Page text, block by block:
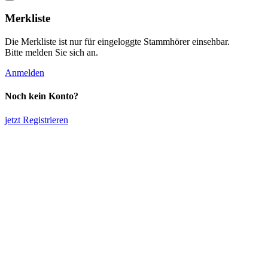
Merkliste
Die Merkliste ist nur für eingeloggte Stammhörer einsehbar.
Bitte melden Sie sich an.
Anmelden
Noch kein Konto?
jetzt Registrieren